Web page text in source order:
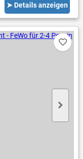
➤ Details anzeigen